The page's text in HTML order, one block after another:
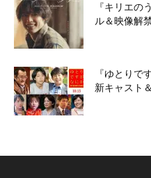
『キリエの
ル＆映像解
『ゆとりで
新キャスト